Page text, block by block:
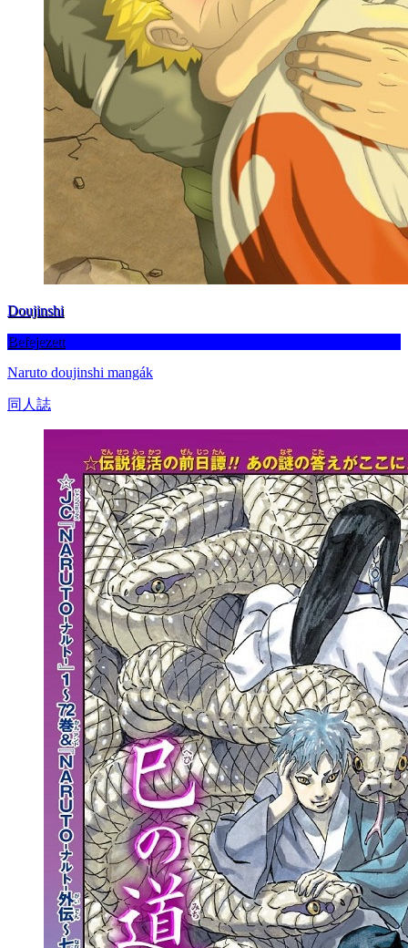
Doujinshi
Befejezett
Naruto doujinshi mangák
同人誌